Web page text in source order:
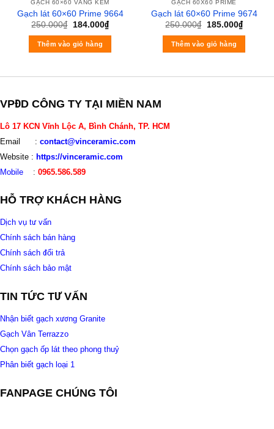
GẠCH 60×60 VÀNG KEM
Gạch lát 60×60 Prime 9664
250.000₫ 184.000₫
Thêm vào giỏ hàng
GẠCH 60X60 PRIME
Gạch lát 60×60 Prime 9674
250.000₫ 185.000₫
Thêm vào giỏ hàng
VPĐD CÔNG TY TẠI MIỀN NAM
Lô 17 KCN Vĩnh Lộc A, Bình Chánh, TP. HCM
Email : contact@vinceramic.com
Website : https://vinceramic.com
Mobile : 0965.586.589
HỖ TRỢ KHÁCH HÀNG
Dịch vụ tư vấn
Chính sách bán hàng
Chính sách đổi trả
Chính sách bảo mật
TIN TỨC TƯ VẤN
Nhận biết gạch xương Granite
Gạch Vân Terrazzo
Chọn gạch ốp lát theo phong thuỷ
Phân biết gạch loại 1
FANPAGE CHÚNG TÔI